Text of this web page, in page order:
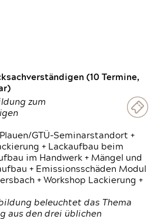
(10 Termine,
zum
GTÜ-Seminarstandort +
+ Lackaufbau beim
im Handwerk + Mängel und
+ Emissionsschäden Modul
+ Workshop Lackierung +
beleuchtet das Thema
aus den drei üblichen